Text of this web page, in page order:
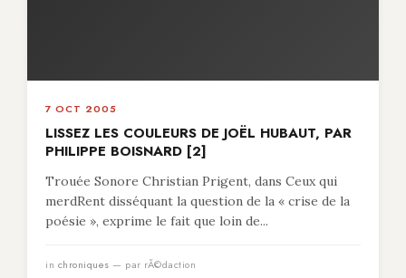
7 OCT 2005
LISSEZ LES COULEURS DE JOËL HUBAUT, PAR
PHILIPPE BOISNARD [2]
Trouée Sonore Christian Prigent, dans Ceux qui
merdRent disséquant la question de la « crise de la
poésie », exprime le fait que loin de...
in chroniques — par rÃ©daction